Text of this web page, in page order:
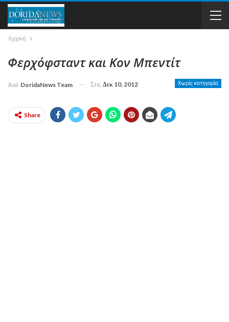
Αρχική
Φερχόφσταντ και Κον Μπεντίτ
Χωρίς κατηγορία
Από DoridaNews Team Στις Δεκ 10, 2012
Share